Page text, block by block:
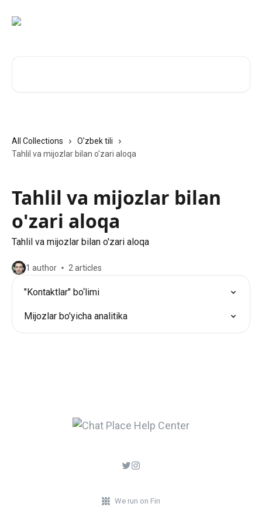
All Collections
O'zbek tili
Tahlil va mijozlar bilan o'zari aloqa
Tahlil va mijozlar bilan
o'zari aloqa
Tahlil va mijozlar bilan o'zari aloqa
1 author 2 articles
"Kontaktlar" bo‘limi
Mijozlar bo'yicha analitika
We run on Fin